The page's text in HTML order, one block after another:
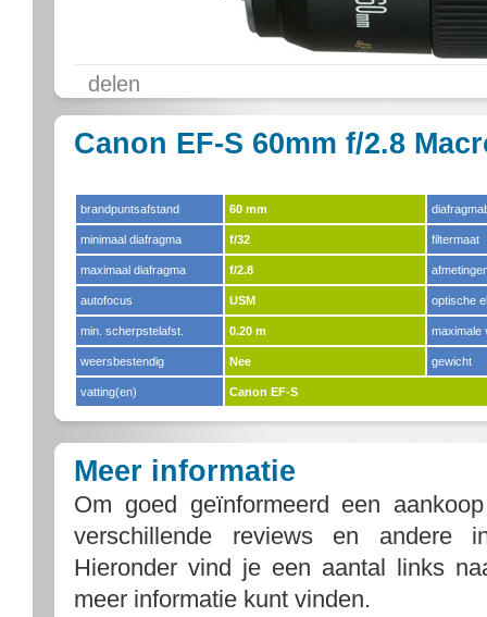
delen
Canon EF-S 60mm f/2.8
brandpuntsafstand 60 mm
minimaal diafragma f/32 filtermaat
maximaal diafragma f/2.8
autofocus USM optische
min. scherpstelafst. 0.20 m maximale
weersbestendig Nee gewicht
vatting(en) Canon EF-S
Meer informatie
Om goed geïnformeerd een
verschillende reviews en andere
Hieronder vind je een aantal links
meer informatie kunt vinden.